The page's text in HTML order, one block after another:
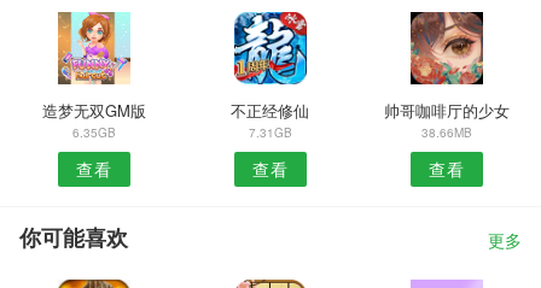
造梦无双GM版
6.35GB
查看
不正经修仙
7.31GB
查看
帅哥咖啡厅的少女
38.66MB
查看
你可能喜欢 更多